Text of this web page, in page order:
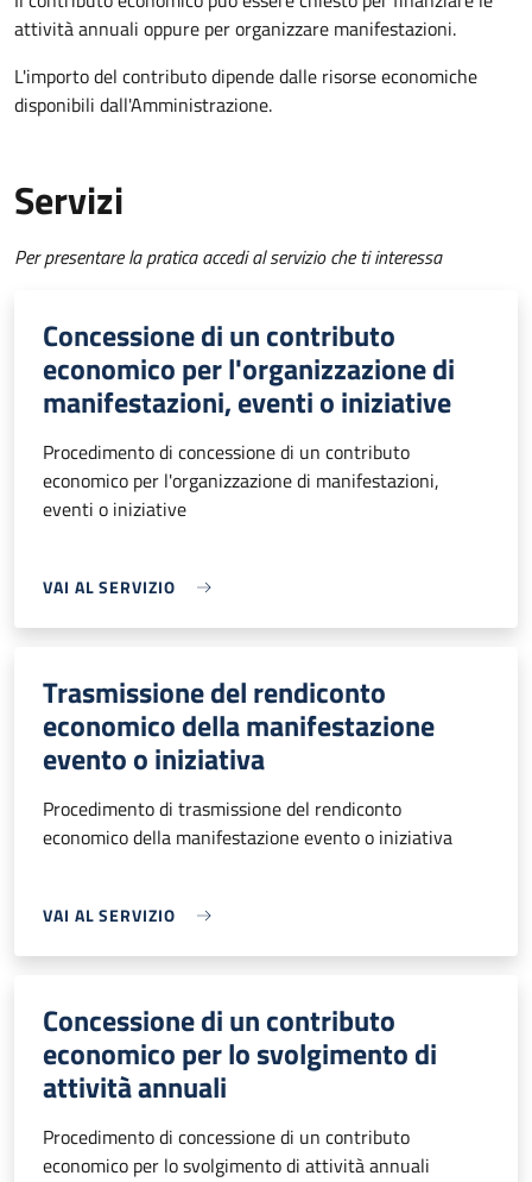
attività annuali oppure per organizzare manifestazioni.
L'importo del contributo dipende dalle risorse economiche
disponibili dall'Amministrazione.
Servizi
Per presentare la pratica accedi al servizio che ti interessa
Concessione di un contributo
economico per l'organizzazione di
manifestazioni, eventi o iniziative
Procedimento di concessione di un contributo
economico per l'organizzazione di manifestazioni,
eventi o iniziative
VAI AL SERVIZIO
Trasmissione del rendiconto
economico della manifestazione
evento o iniziativa
Procedimento di trasmissione del rendiconto
economico della manifestazione evento o iniziativa
VAI AL SERVIZIO
Concessione di un contributo
economico per lo svolgimento di
attività annuali
Procedimento di concessione di un contributo
economico per lo svolgimento di attività annuali